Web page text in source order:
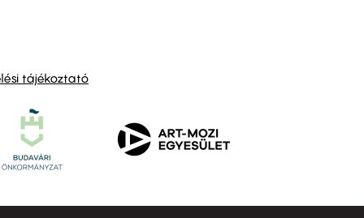
tájékoztató